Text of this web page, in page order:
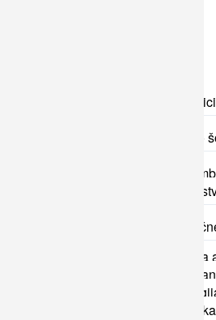
Nujna
Predšolsko
Splošne
Diabetološka